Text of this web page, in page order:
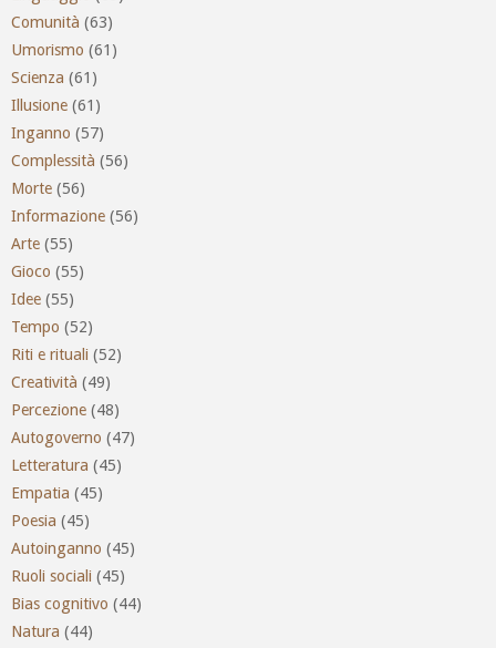
Comunità (63)
Umorismo (61)
Scienza (61)
Illusione (61)
Inganno (57)
Complessità (56)
Morte (56)
Informazione (56)
Arte (55)
Gioco (55)
Idee (55)
Tempo (52)
Riti e rituali (52)
Creatività (49)
Percezione (48)
Autogoverno (47)
Letteratura (45)
Empatia (45)
Poesia (45)
Autoinganno (45)
Ruoli sociali (45)
Bias cognitivo (44)
Natura (44)